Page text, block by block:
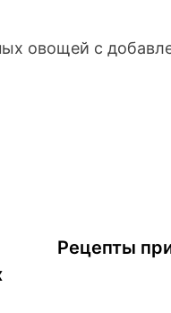
овощей с
Рецепты